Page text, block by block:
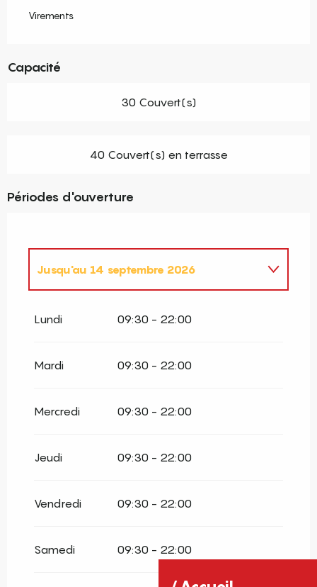
Virements
Capacité
30 Couvert(s)
40 Couvert(s) en terrasse
Périodes d'ouverture
Jusqu'au 14 septembre 2026
Du10 novembre 2026au16 novembre
Du17 novembre 2026 au30 novembre
2026
Lundi 09:30 - 22:00
Mardi 09:30 - 22:00
Mercredi 09:30 - 22:00
Jeudi 09:30 - 22:00
Vendredi 09:30 - 22:00
Samedi 09:30 - 22:00